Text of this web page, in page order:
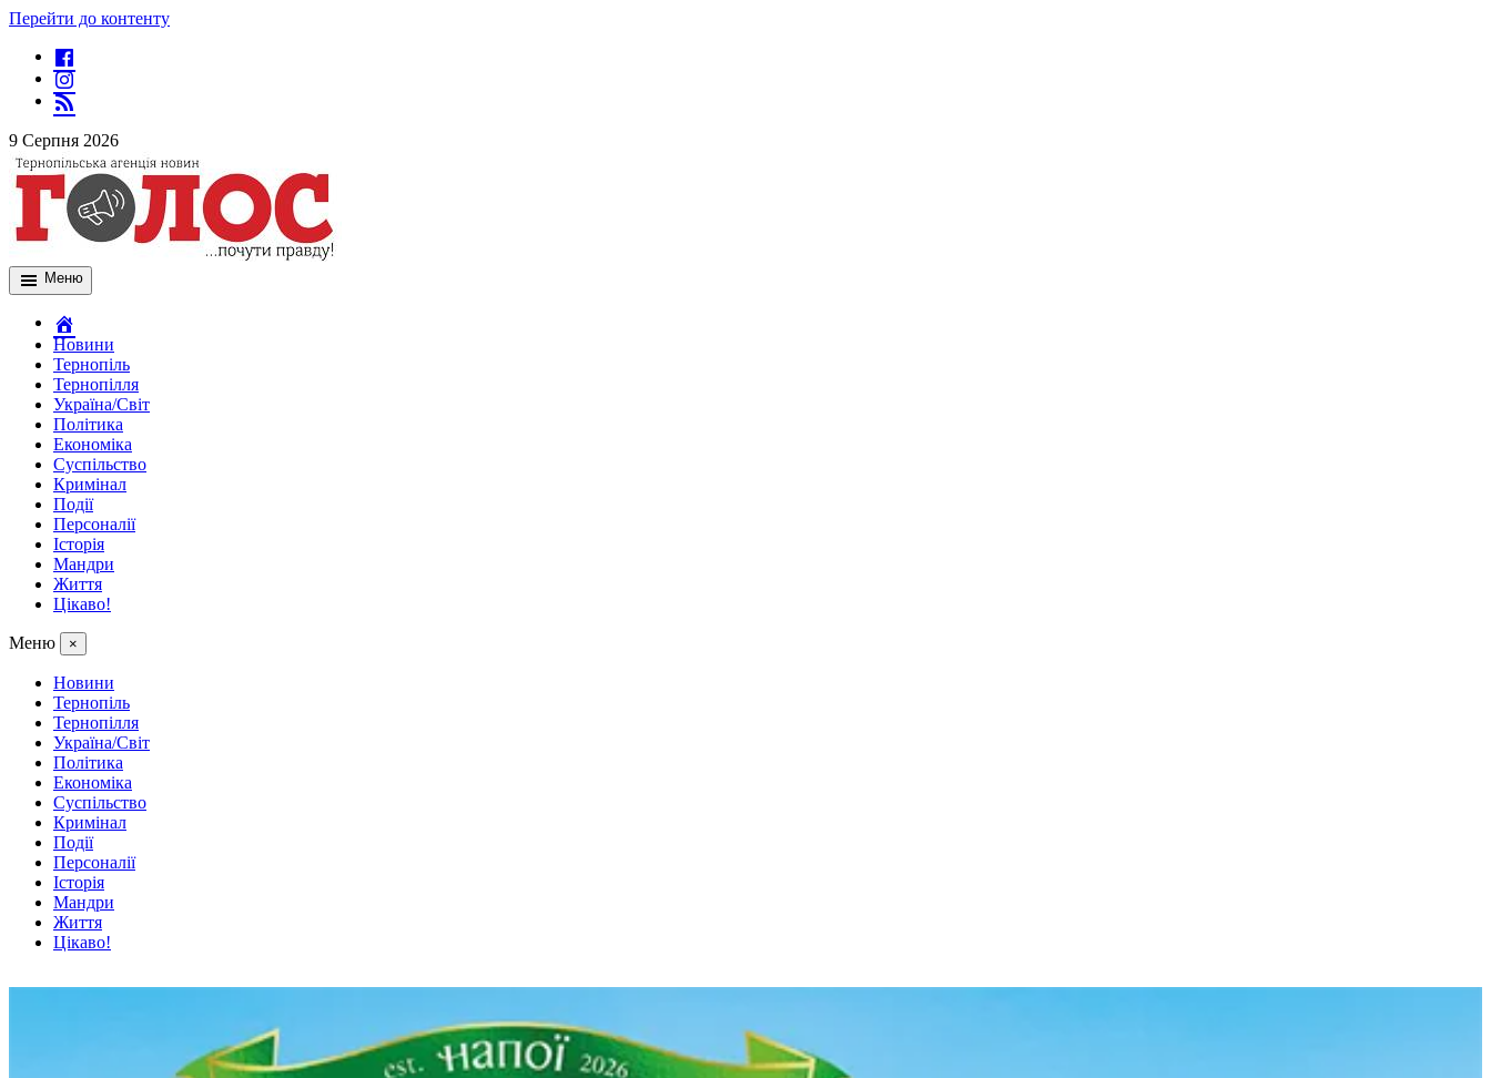
Перейти до контенту
9 Серпня 2026
Меню
Новини
Тернопіль
Тернопілля
Україна/Світ
Політика
Економіка
Суспільство
Кримінал
Події
Персоналії
Історія
Мандри
Життя
Цікаво!
Меню ×
Новини
Тернопіль
Тернопілля
Україна/Світ
Політика
Економіка
Суспільство
Кримінал
Події
Персоналії
Історія
Мандри
Життя
Цікаво!